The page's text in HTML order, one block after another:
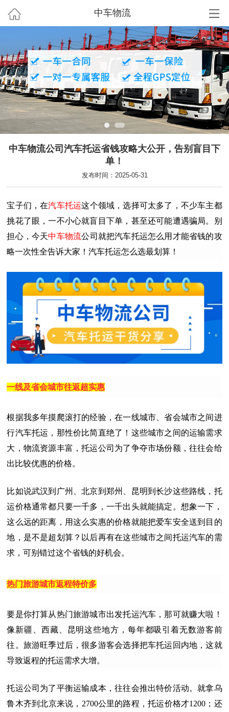
中车物流
中车物流公司汽车托运省钱攻略大公开，告别盲目下
单！
发布时间：2025-05-31
宝子们，在汽车托运这个领域，选择可太多了，不少车主都
挑花了眼，一不小心就盲目下单，甚至还可能遭遇骗局。别
担心，今天中车物流公司就把汽车托运怎么用才能省钱的攻
略一次性全告诉大家！汽车托运怎么选最划算！
一线及省会城市往返超实惠
根据我多年摸爬滚打的经验，在一线城市、省会城市之间进
行汽车托运，那性价比简直绝了！这些城市之间的运输需求
大，物流资源丰富，托运公司为了争夺市场份额，往往会给
出比较优惠的价格。
比如说武汉到广州、北京到郑州、昆明到长沙这些路线，托
运价格通常都只要一千多，一千出头就能搞定。想象一下，
这么远的距离，用这么实惠的价格就能把爱车安全送到目的
地，是不是超划算？以后再有在这些城市之间托运汽车的需
求，可别错过这个省钱的好机会。
热门旅游城市返程特价多
要是你打算从热门旅游城市出发托运汽车，那可就赚大啦！
像新疆、西藏、昆明这些地方，每年都吸引着无数游客前
往。旅游旺季过后，很多游客会选择把车托运回内地，这就
导致返程的托运需求大增。
托运公司为了平衡运输成本，往往会推出特价活动。就拿乌
鲁木齐到北京来说，2700公里的路程，托运价格才1200；还